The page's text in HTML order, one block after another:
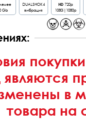
Gb
DUALSHOK4
вибрация
HD720p
1080i|1080p
в
товара на